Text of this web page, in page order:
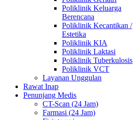
Poliklinik Keluarga
Berencana
Poliklinik Kecantikan /
Estetika
Poliklinik KIA
Poliklinik Laktasi
Poliklinik Tuberkulosis
Poliklinik VCT
Layanan Unggulan
Rawat Inap
Penunjang Medis
CT-Scan (24 Jam)
Farmasi (24 Jam)